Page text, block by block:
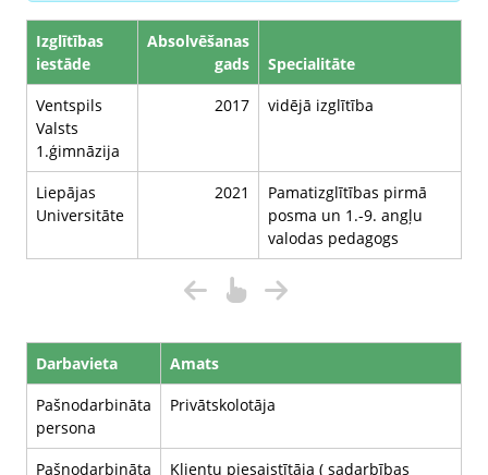
Izglītības
iestāde
Absolvēšanas
gads
Specialitāte
Ventspils
Valsts
1.ģimnāzija
2017 vidējā izglītība
Liepājas
Universitāte
2021
Pamatizglītības pirmā
posma un 1.-9. angļu
valodas pedagogs
Darbavieta
Amats
Pašnodarbināta
persona
Privātskolotāja
Pašnodarbināta
Klientu piesaistītāja ( sadarbības